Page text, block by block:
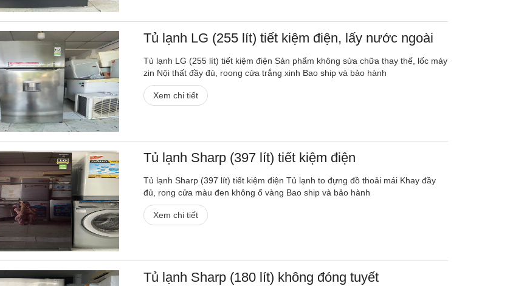
Tủ lạnh LG (255 lít) tiết kiệm điện, lấy nước ngoài
Tủ lạnh LG (255 lít) tiết kiệm điện Sản phẩm không sửa chữa thay thế, lốc máy
zin Nội thất đầy đủ, roong cửa trắng xinh Bao ship và bảo hành
Xem chi tiết
Tủ lạnh Sharp (397 lít) tiết kiệm điện
Tủ lạnh Sharp (397 lít) tiết kiệm điện Tủ lạnh to đựng đồ thoải mái Khay đầy
đủ, rong cửa màu đen không ố vàng Bao ship và bảo hành
Xem chi tiết
Tủ lạnh Sharp (180 lít) không đóng tuyết